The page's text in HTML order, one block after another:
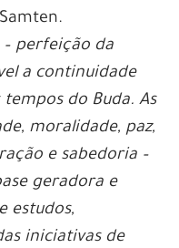
perfeição da
a continuidade
do Buda. As
moralidade, paz,
e sabedoria –
geradora e
estudos,
iniciativas de